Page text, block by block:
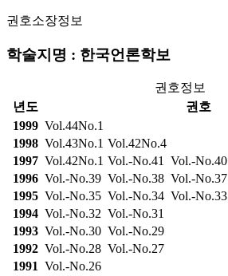
권호소장정보
학술지명 : 한국언론학보
권호정보
년도
권호
1999 Vol.44No.1
1998 Vol.43No.1 Vol.42No.4
1997 Vol.42No.1 Vol.-No.41 Vol.-No.40
1996 Vol.-No.39 Vol.-No.38 Vol.-No.37
1995 Vol.-No.35 Vol.-No.34 Vol.-No.33
1994 Vol.-No.32 Vol.-No.31
1993 Vol.-No.30 Vol.-No.29
1992 Vol.-No.28 Vol.-No.27
1991 Vol.-No.26